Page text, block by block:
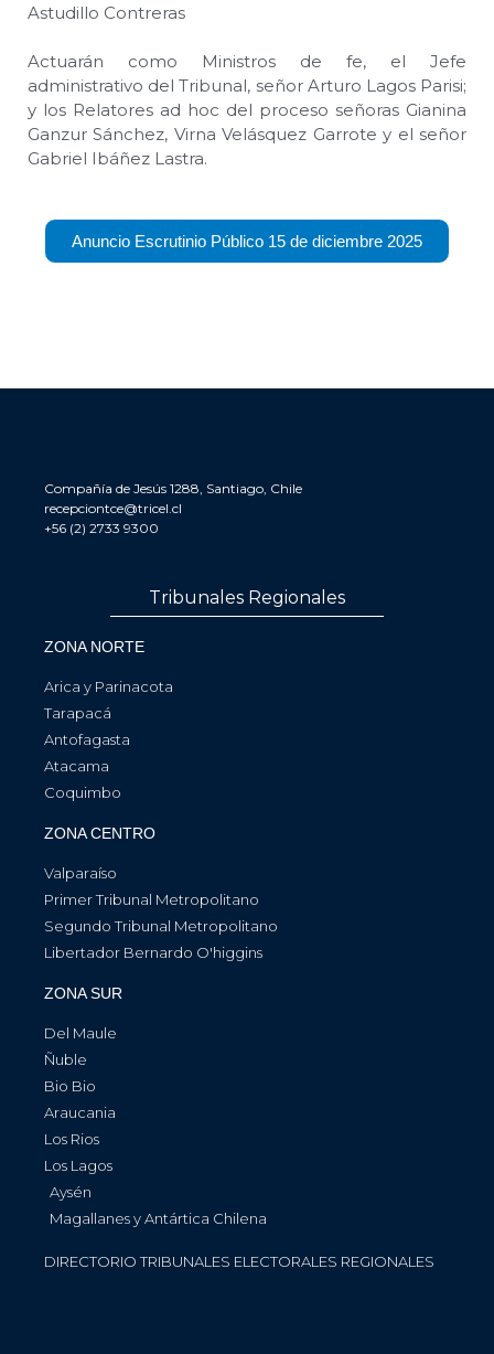
Astudillo Contreras
Actuarán como Ministros de fe, el Jefe
administrativo del Tribunal, señor Arturo Lagos Parisi;
y los Relatores ad hoc del proceso señoras Gianina
Ganzur Sánchez, Virna Velásquez Garrote y el señor
Gabriel Ibáñez Lastra.
Anuncio Escrutinio Público 15 de diciembre 2025
Compañía de Jesús 1288, Santiago, Chile
recepciontce@tricel.cl
+56 (2) 2733 9300
Tribunales Regionales
ZONA NORTE
Arica y Parinacota
Tarapacá
Antofagasta
Atacama
Coquimbo
ZONA CENTRO
Valparaíso
Primer Tribunal Metropolitano
Segundo Tribunal Metropolitano
Libertador Bernardo O'higgins
ZONA SUR
Del Maule
Ñuble
Bio Bio
Araucania
Los Rios
Los Lagos
Aysén
Magallanes y Antártica Chilena
DIRECTORIO TRIBUNALES ELECTORALES REGIONALES